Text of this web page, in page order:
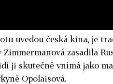
uvedou česká kina, je
zasadila
ji skutečně vnímá jako
Opolaisová.